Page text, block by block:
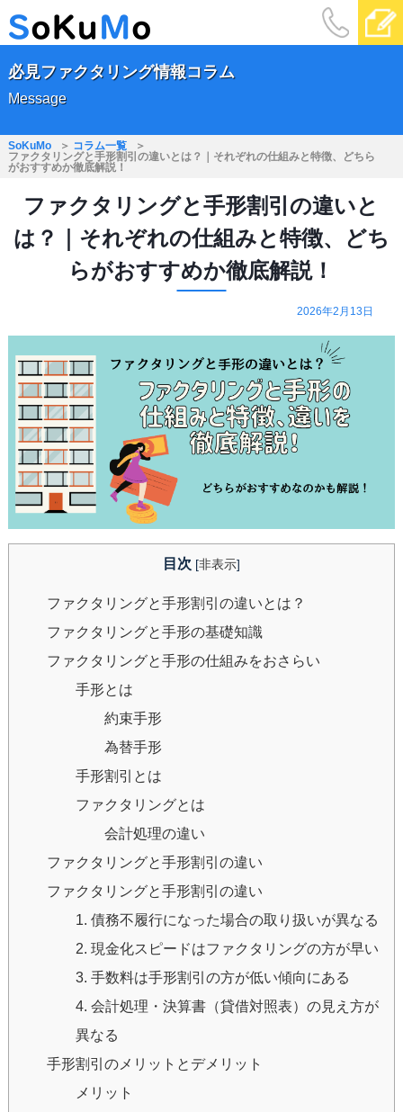
必見ファクタリング情報コラム
Message
SoKuMo
コラム一覧
ファクタリングと手形割引の違いとは？｜それぞれの仕組みと特徴、どちら
がおすすめか徹底解説！
ファクタリングと手形割引の違いと
は？｜それぞれの仕組みと特徴、どち
らがおすすめか徹底解説！
2026年2月13日
目次 [非表示]
ファクタリングと手形割引の違いとは？
ファクタリングと手形の基礎知識
ファクタリングと手形の仕組みをおさらい
手形とは
約束手形
為替手形
手形割引とは
ファクタリングとは
会計処理の違い
ファクタリングと手形割引の違い
ファクタリングと手形割引の違い
1. 債務不履行になった場合の取り扱いが異なる
2. 現金化スピードはファクタリングの方が早い
3. 手数料は手形割引の方が低い傾向にある
4. 会計処理・決算書（貸借対照表）の見え方が
異なる
手形割引のメリットとデメリット
メリット